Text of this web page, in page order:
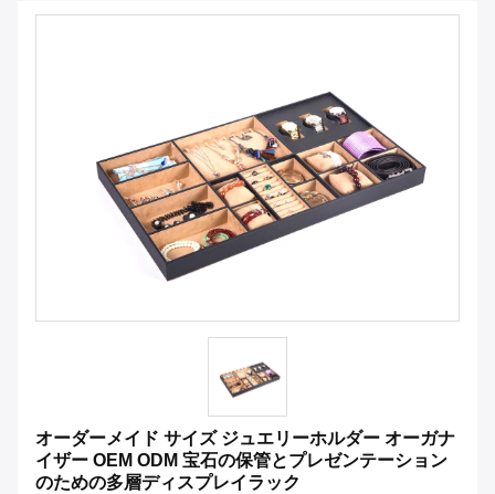
オーダーメイド サイズ ジュエリーホルダー オーガナ
イザー OEM ODM 宝石の保管とプレゼンテーション
のための多層ディスプレイラック